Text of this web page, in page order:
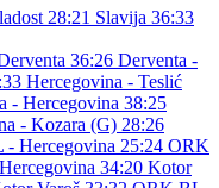
28:21 Slavija 36:33
36:26 Derventa -
Hercegovina - Teslić
- Hercegovina 38:25
- Kozara (G) 28:26
Hercegovina 25:24 ORK
34:20 Kotor